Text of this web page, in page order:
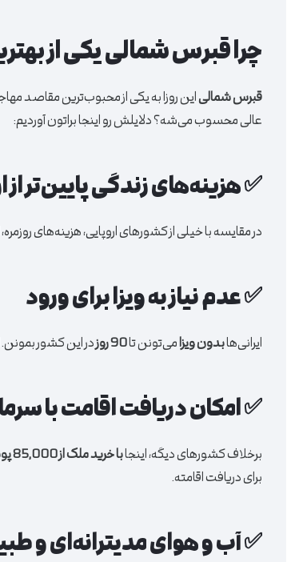
چرا قبرس شمالی یکی از
قبرس شمالیاین روزا به یکی از محبوب‌ترین مقاصد
عالی محسوب می‌شه؟ دلایلش رو اینجا براتون آوردیم:
✅ هزینه‌های زندگی پایین‌تر از
در مقایسه با خیلی از کشورهای اروپایی، هزینه‌های
✅ عدم نیاز به ویزا برای ورود
ایرانی‌هابدون ویزامی‌تونن تا90 روز در این کشور
✅ امکان دریافت اقامت با
برخلاف کشورهای دیگه، اینجابا خرید ملک از 85,000 پوند به بالا
برای دریافت اقامته.
✅ آب و هوای مدیترانه‌ای و